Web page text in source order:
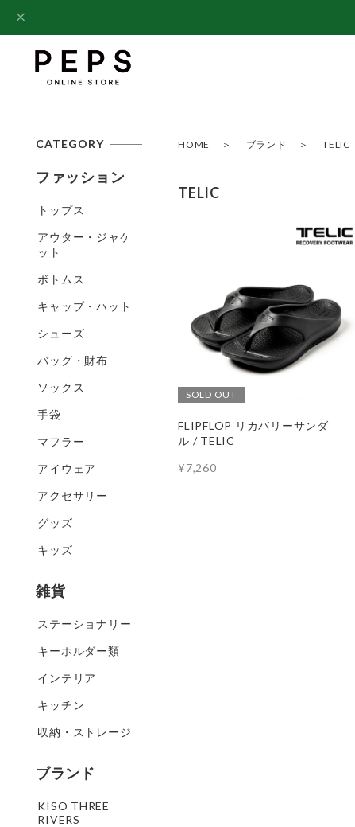
HOME ブランド TELIC
TELIC
SOLD OUT
FLIPFLOP リカバリーサンダ
ル / TELIC
¥7,260
CATEGORY
ファッション
トップス
アウター・ジャケ
ット
ボトムス
キャップ・ハット
シューズ
バッグ・財布
ソックス
手袋
マフラー
アイウェア
アクセサリー
グッズ
キッズ
雑貨
ステーショナリー
キーホルダー類
インテリア
キッチン
収納・ストレージ
ブランド
KISO THREE
RIVERS